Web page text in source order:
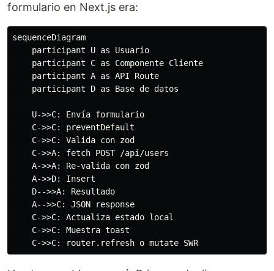
formulario en Next.js era:
sequenceDiagram
    participant U as Usuario
    participant C as Componente Cliente
    participant A as API Route
    participant D as Base de datos
    U->>C: Envía formulario
    C->>C: preventDefault
    C->>C: Valida con zod
    C->>A: fetch POST /api/users
    A->>A: Re-valida con zod
    A->>D: Insert
    D-->>A: Resultado
    A-->>C: JSON response
    C->>C: Actualiza estado local
    C->>C: Muestra toast